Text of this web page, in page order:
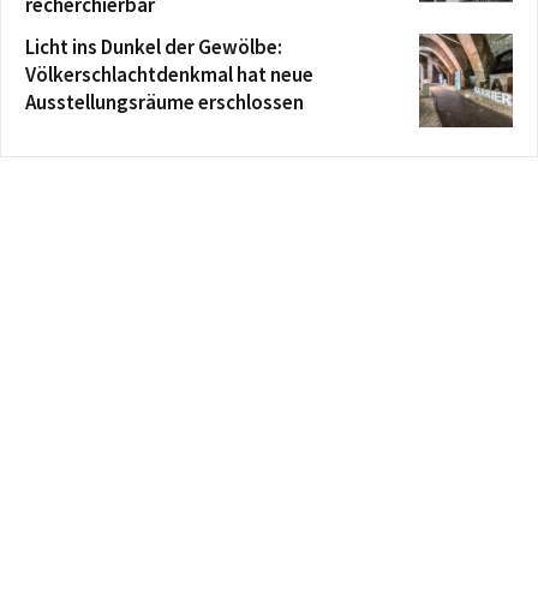
Licht ins Dunkel der Gewölbe:
Völkerschlachtdenkmal hat neue
Ausstellungsräume erschlossen